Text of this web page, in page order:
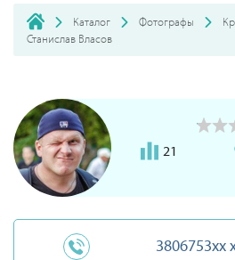
Каталог Фотографы
Станислав Власов
21
3806753xx